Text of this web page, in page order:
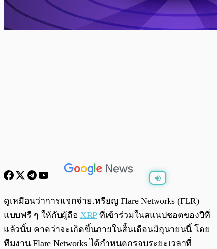
พร้อมเล่น
ดูเหมือนว่าการแจกจ่ายเหรียญ Flare Networks (FLR)
แบบฟรี ๆ ให้กับผู้ถือ XRPที่เข้าร่วมในสแนปชอตของปีที่
แล้วนั้น คาดว่าจะเกิดขึ้นภายในสิ้นเดือนมิถุนายนนี้ โดย
ทีมงาน Flare Networks ได้กำหนดกรอบระยะเวลาที่